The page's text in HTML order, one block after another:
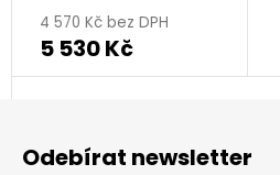
4 570 Kč bez DPH
5 530 Kč
Odebírat newsletter